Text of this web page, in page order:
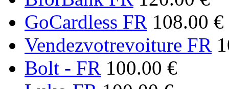
GoCardless FR 108.00 €
Vendezvotrevoiture FR
Bolt - FR 100.00 €